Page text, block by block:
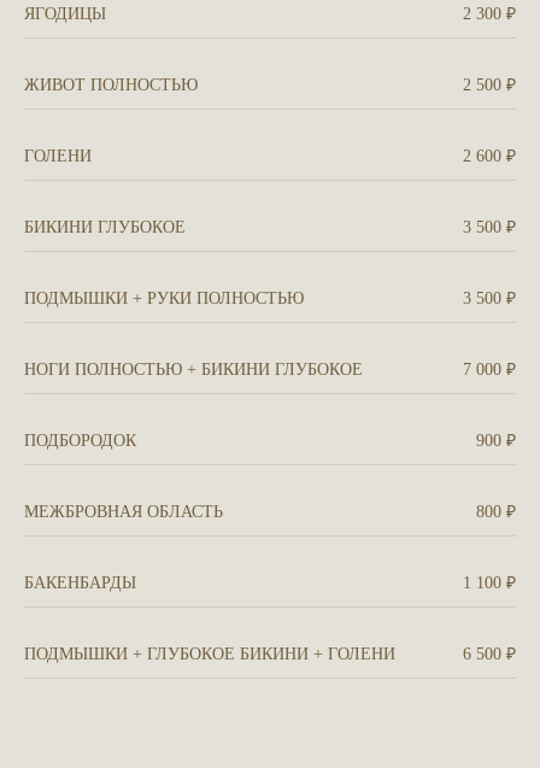
ЯГОДИЦЫ 2 300 ₽
ЖИВОТ ПОЛНОСТЬЮ 2 500 ₽
ГОЛЕНИ 2 600 ₽
БИКИНИ ГЛУБОКОЕ 3 500 ₽
ПОДМЫШКИ + РУКИ ПОЛНОСТЬЮ 3 500 ₽
НОГИ ПОЛНОСТЬЮ + БИКИНИ ГЛУБОКОЕ 7 000 ₽
ПОДБОРОДОК 900 ₽
МЕЖБРОВНАЯ ОБЛАСТЬ 800 ₽
БАКЕНБАРДЫ 1 100 ₽
ПОДМЫШКИ + ГЛУБОКОЕ БИКИНИ + ГОЛЕНИ 6 500 ₽
МАССАЖ ЛИЦА
производится физическое воздействие на мягкие ткани:
кожу, подкожную клетчатку, мышцы. Это стимулирует